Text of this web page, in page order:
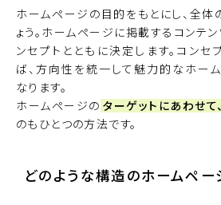
ホームページの目的をもとにし、全体
ょう。ホームページに掲載するコンテ
ンセプトとともに決定します。コンセ
ば、方向性を統一して魅力的なホー
なります。
ホームページの ターゲットにあわせて
のもひとつの方法です。
どのような構造のホームペー